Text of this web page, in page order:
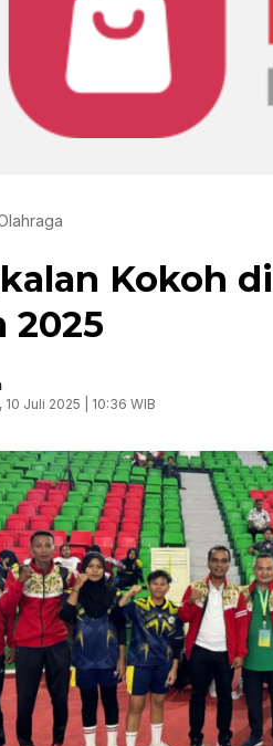
Kokoh
2025
10 Juli 2025 | 10:36 WIB